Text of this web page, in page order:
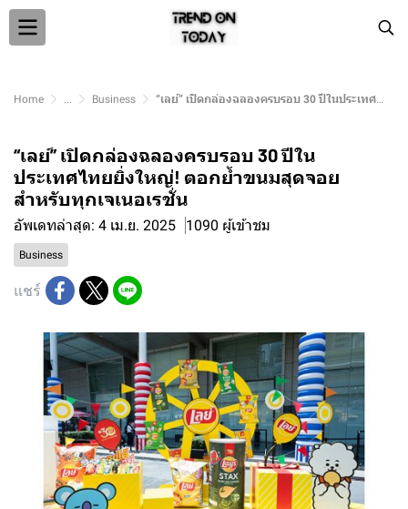
Home ... Business “เลย์” เปิดกล่องฉลองครบรอบ 30 ปีในประเทศไทยยิ่งใหญ่! ตอกย้ำขนมสุดจอยสำหรับทุกเจเนอเรชั่น
“เลย์” เปิดกล่องฉลองครบรอบ 30 ปีใน
ประเทศไทยยิ่งใหญ่! ตอกย้ำขนมสุดจอย
สำหรับทุกเจเนอเรชั่น
อัพเดทล่าสุด: 4 เม.ย. 2025 1090 ผู้เข้าชม
Business
แชร์